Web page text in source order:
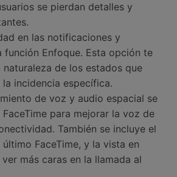
se pierdan detalles y
en las notificaciones y
función Enfoque. Esta opción te
de los estados que
incidencia específica.
de voz y audio espacial se
para mejorar la voz de
También se incluye el
FaceTime, y la vista en
más caras en la llamada al